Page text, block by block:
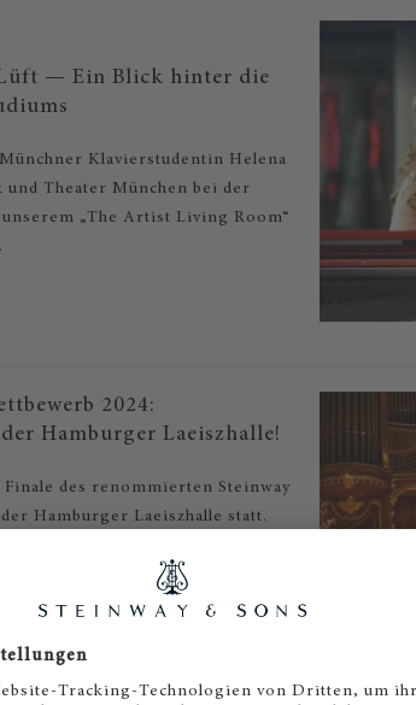
— Ein Blick hinter die
Klavierstudentin Helena
Theater München bei der
„The Artist Living Room“
2024:
Hamburger Laeiszhalle!
des renommierten Steinway
Hamburger Laeiszhalle statt.
mit großartigen